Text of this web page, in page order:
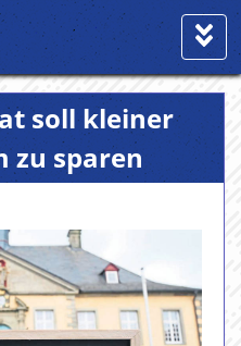
soll kleiner
zu sparen